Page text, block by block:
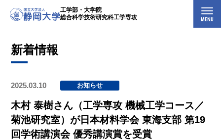
工学部・大学院
総合科学技術研究科工学専攻
MENU
新着情報
2025.03.10 お知らせ
木村 泰樹さん（工学専攻 機械工学コース／
菊池研究室）が日本材料学会 東海支部 第19
回学術講演会 優秀講演賞を受賞